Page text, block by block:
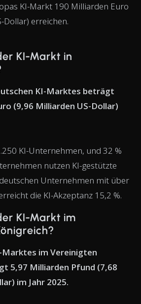
KI-Markt 190 Milliarden Euro
Dollar) erreichen.
KI-Markt in
KI-Marktes beträgt
(9,96 Milliarden US-Dollar)
KI-Unternehmen, und 32 %
nutzen KI-gestützte
Unternehmen mit über
die KI-Akzeptanz 15,2 %.
KI-Markt im
Marktes im Vereinigten
5,97 Milliarden Pfund (7,68
im Jahr 2025.